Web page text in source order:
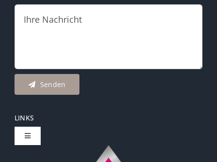
Senden
LINKS
Toggle